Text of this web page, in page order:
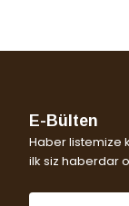
E-Bülten
Haber listemize
ilk siz haberdar